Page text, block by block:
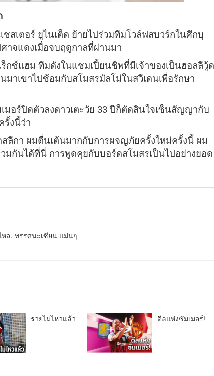
สเตอร์ ยูไนเต็ด ย้ายไปร่วมทีมโวล์ฟสบวร์กในศึกบุ
าจแดงเมื่อจบฤดูกาลที่ผ่านมา
กซ์แฮม ทีมดังในแชมเปี้ยนชิพที่มีเจ้าของเป็นฮอลลีวู้ด
มาเขาไปซ้อมกับสโมสรมัลโม่ในสวีเดนเพื่อรักษา
มอร์ปิดตัวลงดาวเตะวัย 33 ปีก็ตัดสินใจเซ็นสัญญากับ
รั้งนี้ว่า
ลีกา ผมตื่นเต้นมากกับการผจญภัยครั้งใหม่ครั้งนี้ ผม
มกันได้ที่นี่ การพูดคุยกับบอร์ดสโมสรเป็นไปอย่างยอด
หล, ทรรศนะเซียน แม่นๆ
รวยไม่ไหวแล้ว ดีลแห่งซัมเมอร์!